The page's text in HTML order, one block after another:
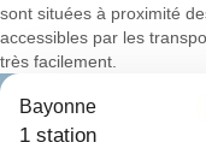
sont situées à proximité
accessibles par les
très facilement.
Bayonne
1 station